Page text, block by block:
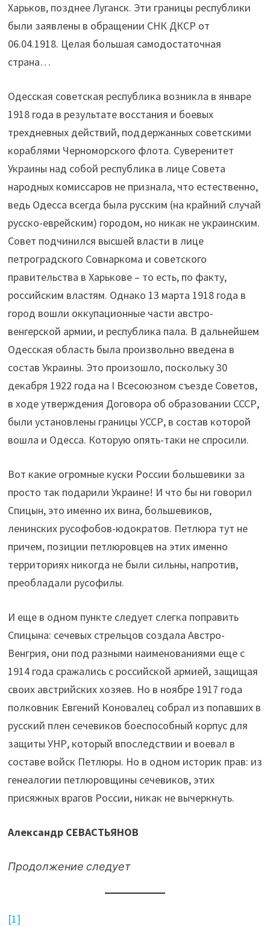
Харьков, позднее Луганск. Эти границы республики
были заявлены в обращении СНК ДКСР от
06.04.1918. Целая большая самодостаточная
страна…
Одесская советская республика возникла в январе
1918 года в результате восстания и боевых
трехдневных действий, поддержанных советскими
кораблями Черноморского флота. Суверенитет
Украины над собой республика в лице Совета
народных комиссаров не признала, что естественно,
ведь Одесса всегда была русским (на крайний случай
русско-еврейским) городом, но никак не украинским.
Совет подчинился высшей власти в лице
петроградского Совнаркома и советского
правительства в Харькове – то есть, по факту,
российским властям. Однако 13 марта 1918 года в
город вошли оккупационные части австро-
венгерской армии, и республика пала. В дальнейшем
Одесская область была произвольно введена в
состав Украины. Это произошло, поскольку 30
декабря 1922 года на I Всесоюзном съезде Советов,
в ходе утверждения Договора об образовании СССР,
были установлены границы УССР, в состав которой
вошла и Одесса. Которую опять-таки не спросили.
Вот какие огромные куски России большевики за
просто так подарили Украине! И что бы ни говорил
Спицын, это именно их вина, большевиков,
ленинских русофобов-юдократов. Петлюра тут не
причем, позиции петлюровцев на этих именно
территориях никогда не были сильны, напротив,
преобладали русофилы.
И еще в одном пункте следует слегка поправить
Спицына: сечевых стрельцов создала Австро-
Венгрия, они под разными наименованиями еще с
1914 года сражались с российской армией, защищая
своих австрийских хозяев. Но в ноябре 1917 года
полковник Евгений Коновалец собрал из попавших в
русский плен сечевиков боеспособный корпус для
защиты УНР, который впоследствии и воевал в
составе войск Петлюры. Но в одном историк прав: из
генеалогии петлюровщины сечевиков, этих
присяжных врагов России, никак не вычеркнуть.
Александр СЕВАСТЬЯНОВ
Продолжение следует
[1]